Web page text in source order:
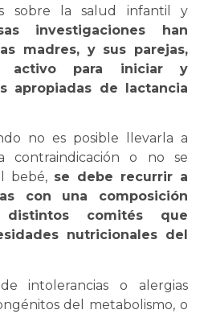
sobre la salud infantil y
investigaciones han
madres, y sus parejas,
activo para iniciar y
apropiadas de lactancia
no es posible llevarla a
contraindicación o no se
bebé, se debe recurrir a
con una composición
distintos comités que
nutricionales del
intolerancias o alergias
del metabolismo, o